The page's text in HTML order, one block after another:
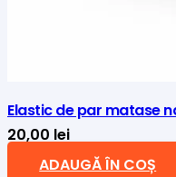
Elastic de par matase
20,00 lei
ADAUGĂ ÎN COȘ